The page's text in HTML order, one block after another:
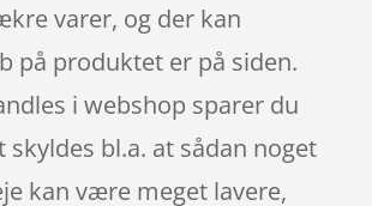
varer, og der kan
på produktet er på siden.
i webshop sparer du
skyldes bl.a. at sådan noget
kan være meget lavere,